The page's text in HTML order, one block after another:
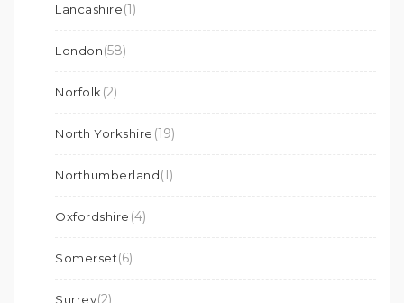
Lancashire(1)
London(58)
Norfolk (2)
North Yorkshire (19)
Northumberland(1)
Oxfordshire (4)
Somerset(6)
Surrey(2)